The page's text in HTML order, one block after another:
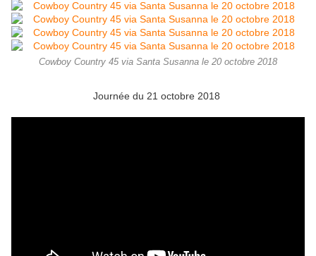
Cowboy Country 45 via Santa Susanna le 20 octobre 2018
Journée du 21 octobre 2018